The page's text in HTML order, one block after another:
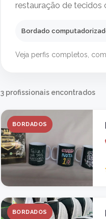
restauração de tecidos
Bordado
Veja perfis completos,
3 profissionais encontrados
BORDADOS
BORDADOS